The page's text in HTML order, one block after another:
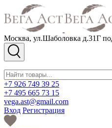
Москва, ул.Шаболовка д.31Г
+7 926 749 39 25
+7 495 665 73 15
vega.ast@gmail.com
Вход Регистрация